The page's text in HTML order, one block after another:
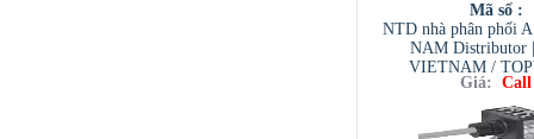
Mã số :
NTD nhà phân phối
NAM Distributor
VIETNAM /
VIETNAM /
/ TESCOM
Giá: Call